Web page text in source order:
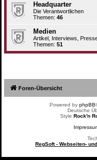
Headquarter
Die Verantwortlichen
Themen: 46
Medien
Artikel, Interviews,
Themen: 51
Foren-Übersicht
Powered by phpBB
Deutsche
Style Rock'n
RegSoft - Webseiten-